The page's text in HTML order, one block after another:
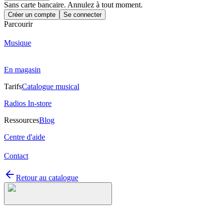
Sans carte bancaire. Annulez à tout moment.
Créer un compte Se connecter
Parcourir
Musique
En magasin
TarifsCatalogue musical
Radios In-store
RessourcesBlog
Centre d'aide
Contact
Retour au catalogue